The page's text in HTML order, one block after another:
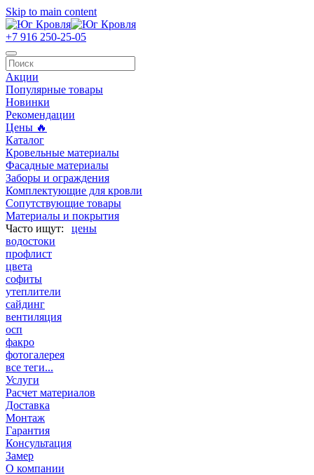
Skip to main content
+7 916 250-25-05
Акции
Популярные товары
Новинки
Рекомендации
Цены 🔥
Каталог
Кровельные материалы
Фасадные материалы
Заборы и ограждения
Комплектующие для кровли
Сопутствующие товары
Материалы и покрытия
цены
водостоки
профлист
цвета
софиты
утеплители
сайдинг
вентиляция
осп
факро
фотогалерея
все теги...
Услуги
Расчет материалов
Доставка
Монтаж
Гарантия
Консультация
Замер
О компании